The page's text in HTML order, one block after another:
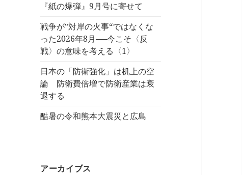
『紙の爆弾』9月号に寄せて
戦争が‟対岸の火事“ではなくな
った2026年8月──今こそ〈反
戦〉の意味を考える〈1〉
日本の「防衛強化」は机上の空
論 防衛費倍増で防衛産業は衰
退する
酷暑の令和熊本大震災と広島
アーカイブス